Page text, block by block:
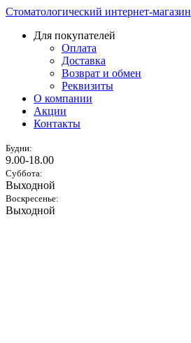
Стоматологический интернет-магазин
Для покупателей
Оплата
Доставка
Возврат и обмен
Реквизиты
О компании
Акции
Контакты
Будни:
9.00-18.00
Суббота:
Выходной
Воскресенье:
Выходной